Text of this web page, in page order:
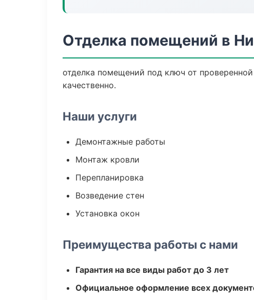
Отделка помещений в
отделка помещений под ключ от
качественно.
Наши услуги
Демонтажные работы
Монтаж кровли
Перепланировка
Возведение стен
Установка окон
Преимущества работы с нами
Гарантия на все виды работ до 3 лет
Официальное оформление всех